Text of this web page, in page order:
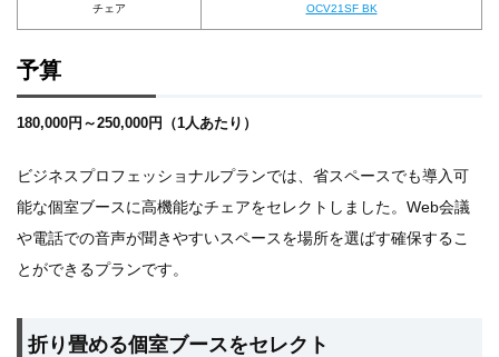
チェア OCV21SF BK
予算
180,000円～250,000円（1人あたり）
ビジネスプロフェッショナルプランでは、省スペースでも導入可
能な個室ブースに高機能なチェアをセレクトしました。Web会議
や電話での音声が聞きやすいスペースを場所を選ばす確保するこ
とができるプランです。
折り畳める個室ブースをセレクト